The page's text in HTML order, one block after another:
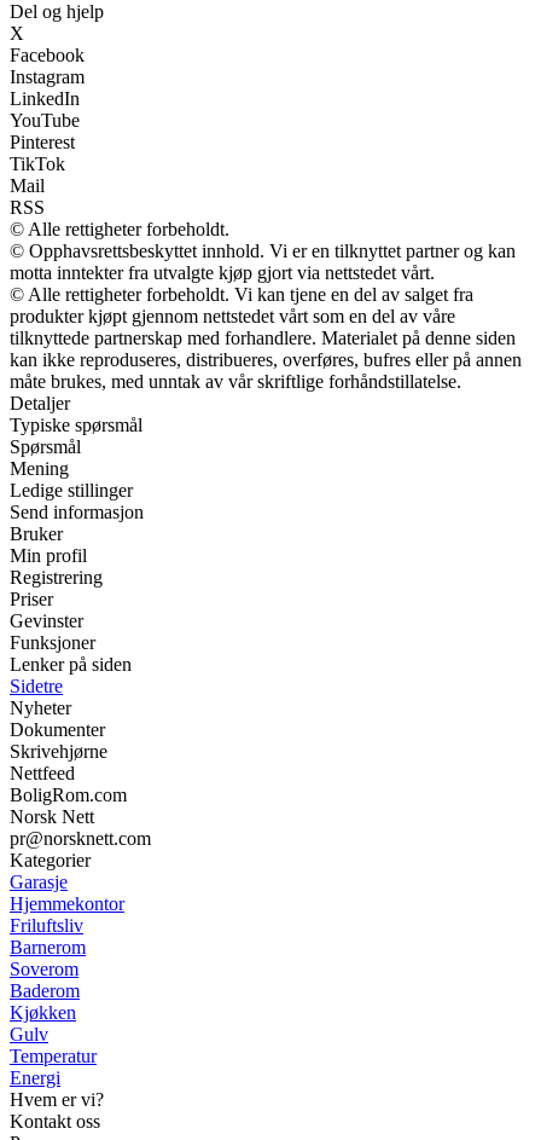
Del og hjelp
X
Facebook
Instagram
LinkedIn
YouTube
Pinterest
TikTok
Mail
RSS
© Alle rettigheter forbeholdt.
© Opphavsrettsbeskyttet innhold. Vi er en tilknyttet partner og kan
motta inntekter fra utvalgte kjøp gjort via nettstedet vårt.
© Alle rettigheter forbeholdt. Vi kan tjene en del av salget fra
produkter kjøpt gjennom nettstedet vårt som en del av våre
tilknyttede partnerskap med forhandlere. Materialet på denne siden
kan ikke reproduseres, distribueres, overføres, bufres eller på annen
måte brukes, med unntak av vår skriftlige forhåndstillatelse.
Detaljer
Typiske spørsmål
Spørsmål
Mening
Ledige stillinger
Send informasjon
Bruker
Min profil
Registrering
Priser
Gevinster
Funksjoner
Lenker på siden
Sidetre
Nyheter
Dokumenter
Skrivehjørne
Nettfeed
BoligRom.com
Norsk Nett
pr@norsknett.com
Kategorier
Garasje
Hjemmekontor
Friluftsliv
Barnerom
Soverom
Baderom
Kjøkken
Gulv
Temperatur
Energi
Hvem er vi?
Kontakt oss